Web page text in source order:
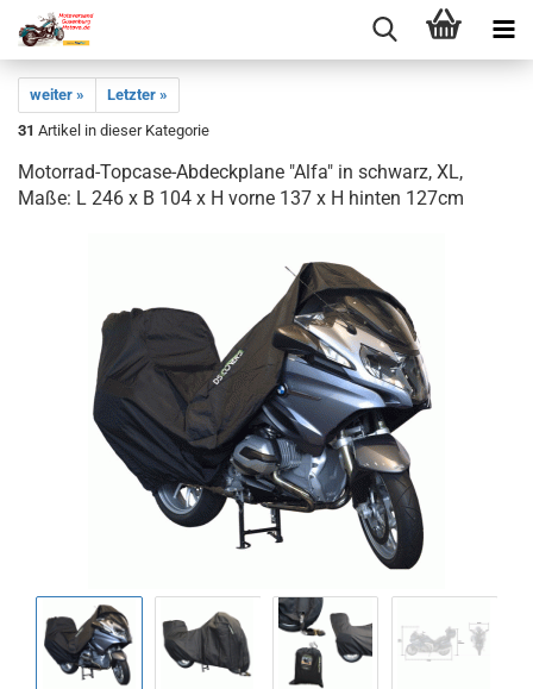
weiter »
Letzter »
31 Artikel in dieser Kategorie
Motorrad-Topcase-Abdeckplane "Alfa" in schwarz, XL,
Maße: L 246 x B 104 x H vorne 137 x H hinten 127cm